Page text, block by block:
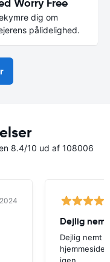
dig om
pålidelighed.
8.4/10 ud af 108006
Dejlig
Dejlig nemt